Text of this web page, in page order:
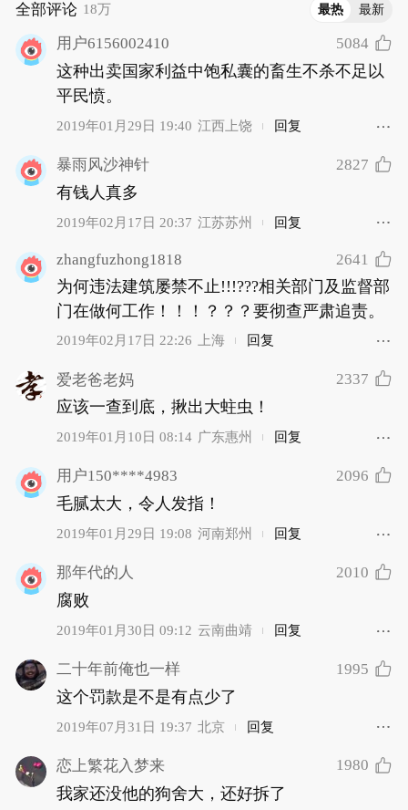
全部评论 18万 最热 最新
用户6156002410 5084
这种出卖国家利益中饱私囊的畜生不杀不足以
平民愤。
2019年01月29日 19:40 江西上饶 回复
暴雨风沙神针 2827
有钱人真多
2019年02月17日 20:37 江苏苏州 回复
zhangfuzhong1818 2641
为何违法建筑屡禁不止!!!???相关部门及监督部
门在做何工作！！！？？？要彻查严肃追责。
2019年02月17日 22:26 上海 回复
爱老爸老妈 2337
应该一查到底，揪出大蛀虫！
2019年01月10日 08:14 广东惠州 回复
用户150****4983 2096
毛腻太大，令人发指！
2019年01月29日 19:08 河南郑州 回复
那年代的人 2010
腐败
2019年01月30日 09:12 云南曲靖 回复
二十年前俺也一样 1995
这个罚款是不是有点少了
2019年07月31日 19:37 北京 回复
恋上繁花入梦来 1980
我家还没他的狗舍大，还好拆了